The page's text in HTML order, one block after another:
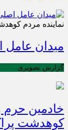
نماینده مردم
میدان
گزارش تصویری
خادمین
کوهدشت